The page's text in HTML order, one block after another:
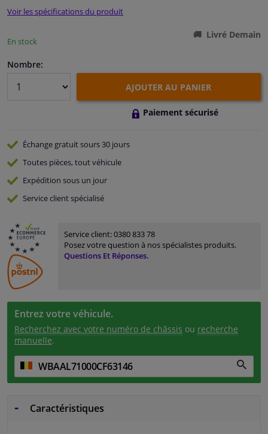
Capteurs & électronique
Voir les spécifications du produit
En stock
Livré Demain
Nombre:
AJOUTER AU PANIER
Paiement sécurisé
Échange gratuitsours 30 jours
Toutes pièces, tout véhicule
Expédition sous un jour
Serviceclient spécialisé
Service client:0380 833 78
Posez votre question à nos spécialistes produits.
Questions Et Réponses.
Entrez votre véhicule.
Recherchez avec votre numéro de châssis ou recherche
manuelle.
Caractéristiques